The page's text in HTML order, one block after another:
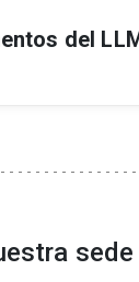
del
y
LLM
sede